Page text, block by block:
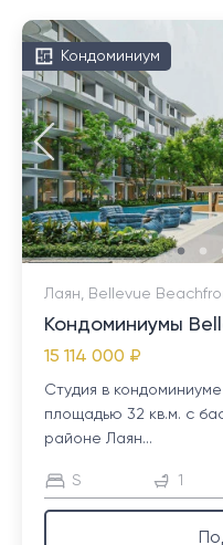
Кондоминиум
Лаян, Bellevue
Кондоминиумы
15 114 000 ₽
Студия в
площадью 32 кв.м. с
районе Лаян...
S 1